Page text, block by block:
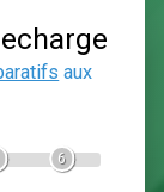
de
comparatifs